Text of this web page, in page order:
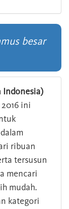
besar
Indonesia)
ini
ribuan
tersusun
mencari
mudah.
kategori